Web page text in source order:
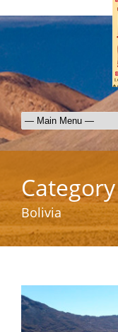
Category
Bolivia